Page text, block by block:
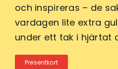
och inspireras – de
vardagen lite extra
under ett tak i hjärtat
Presentkort